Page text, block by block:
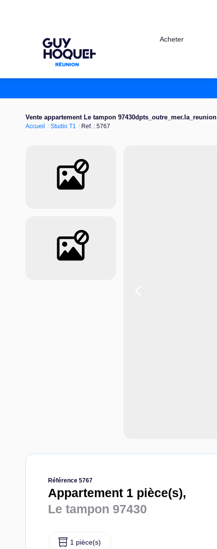
Acheter
Vente appartement Le tampon 97430dpts_outre_mer.la_reunion
Accueil Studio T1 Ref. : 5767
Référence 5767
Appartement 1 pièce(s),
Le tampon 97430
1 pièce(s)